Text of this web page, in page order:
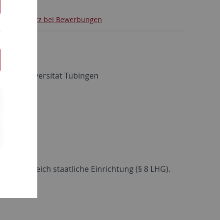
Datenschutz bei Bewerbungen
der Universität Tübingen
zugleich staatliche Einrichtung (§ 8 LHG).